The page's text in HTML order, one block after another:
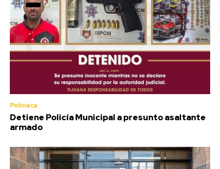
Policiaca
Detiene Policía Municipal a presunto asaltante
armado